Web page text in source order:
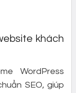
khách
WordPress
SEO, giúp